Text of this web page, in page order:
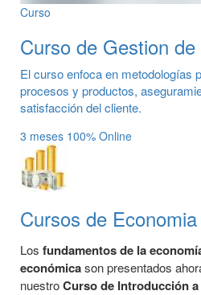
Curso
Curso de Gestion
El curso enfoca en metodologías
procesos y productos,
satisfacción del cliente.
3 meses 100% Online
Cursos de
Los fundamentos de la
económicason presentados
nuestroCurso de Introducción